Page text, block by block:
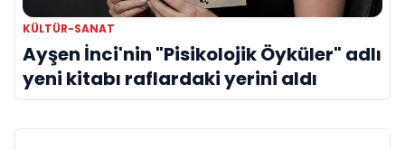
KÜLTÜR-SANAT
Ayşen İnci'nin "Pisikolojik Öyküler" adlı
yeni kitabı raflardaki yerini aldı